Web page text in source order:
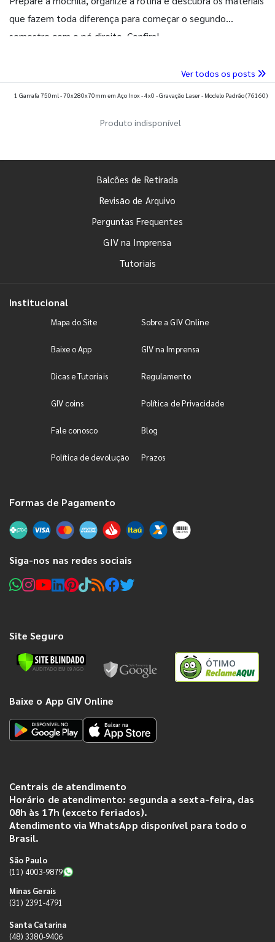
que fazem toda diferença para começar o segundo
semestre com o pé direito. Confira!
Ver todos os posts
1 Garrafa 750ml - 70x280x70mm em Aço Inox - 4x0 - Gravação Laser - Modelo Padrão(76160)
Produto indisponível
Balcões de Retirada
Revisão de Arquivo
Perguntas Frequentes
GIV na Imprensa
Tutoriais
Institucional
Mapa do Site Sobre a GIV Online
Baixe o App GIV na Imprensa
Dicas e Tutoriais Regulamento
GIV coins Política de Privacidade
Fale conosco Blog
Política de devolução Prazos
Formas de Pagamento
Siga-nos nas redes sociais
Site Seguro
ÓTIMO
Baixe o App GIV Online
Centrais de atendimento
Horário de atendimento: segunda a sexta-feira, das
08h às 17h (exceto feriados).
Atendimento via WhatsApp disponível para todo o
Brasil.
São Paulo
(11) 4003-9879
Minas Gerais
(31) 2391-4791
Santa Catarina
(48) 3380-9406